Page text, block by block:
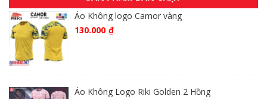
Áo Không logo Camor vàng
130.000 ₫
Áo Không Logo Riki Golden 2 Hồng